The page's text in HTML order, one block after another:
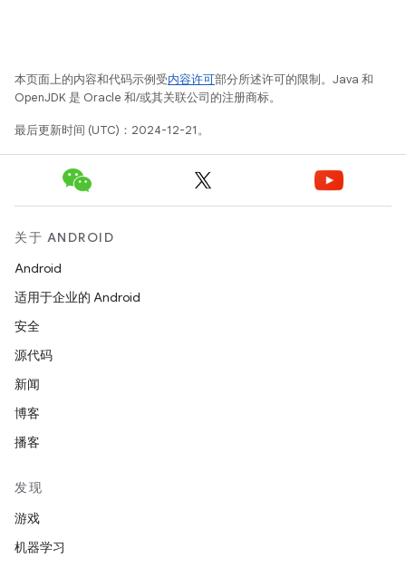
本页面上的内容和代码示例受内容许可部分所述许可的限制。Java 和
OpenJDK 是 Oracle 和/或其关联公司的注册商标。
最后更新时间 (UTC)：2024-12-21。
关于 ANDROID
Android
适用于企业的 Android
安全
源代码
新闻
博客
播客
发现
游戏
机器学习